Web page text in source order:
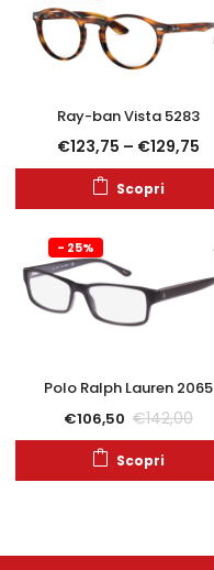
Ray-ban Vista 5283
€123,75 – €129,75
Scopri
- 25%
Polo Ralph Lauren 2065
€106,50 €142,00
Scopri